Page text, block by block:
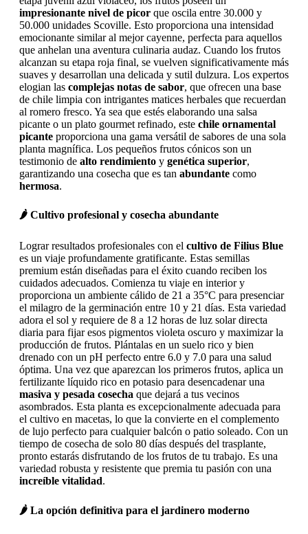
impresionante nivel de picor que oscila entre 30.000 y
50.000 unidades Scoville. Esto proporciona una intensidad
emocionante similar al mejor cayenne, perfecta para aquellos
que anhelan una aventura culinaria audaz. Cuando los frutos
alcanzan su etapa roja final, se vuelven significativamente más
suaves y desarrollan una delicada y sutil dulzura. Los expertos
elogian las complejas notas de sabor, que ofrecen una base
de chile limpia con intrigantes matices herbales que recuerdan
al romero fresco. Ya sea que estés elaborando una salsa
picante o un plato gourmet refinado, este chile ornamental
picante proporciona una gama versátil de sabores de una sola
planta magnífica. Los pequeños frutos cónicos son un
testimonio de alto rendimiento y genética superior,
garantizando una cosecha que es tan abundante como
hermosa.
🌶️ Cultivo profesional y cosecha abundante
Lograr resultados profesionales con el cultivo de Filius Blue
es un viaje profundamente gratificante. Estas semillas
premium están diseñadas para el éxito cuando reciben los
cuidados adecuados. Comienza tu viaje en interior y
proporciona un ambiente cálido de 21 a 35°C para presenciar
el milagro de la germinación entre 10 y 21 días. Esta variedad
adora el sol y requiere de 8 a 12 horas de luz solar directa
diaria para fijar esos pigmentos violeta oscuro y maximizar la
producción de frutos. Plántalas en un suelo rico y bien
drenado con un pH perfecto entre 6.0 y 7.0 para una salud
óptima. Una vez que aparezcan los primeros frutos, aplica un
fertilizante líquido rico en potasio para desencadenar una
masiva y pesada cosecha que dejará a tus vecinos
asombrados. Esta planta es excepcionalmente adecuada para
el cultivo en macetas, lo que la convierte en el complemento
de lujo perfecto para cualquier balcón o patio soleado. Con un
tiempo de cosecha de solo 80 días después del trasplante,
pronto estarás disfrutando de los frutos de tu trabajo. Es una
variedad robusta y resistente que premia tu pasión con una
increíble vitalidad.
🌶️ La opción definitiva para el jardinero moderno